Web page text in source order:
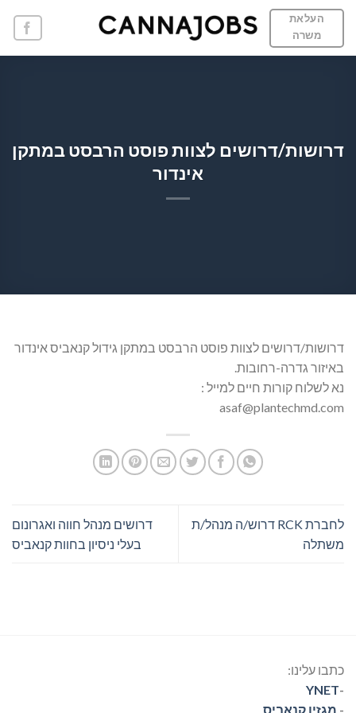
Skip
content
העלאת
משרה
דרושות/דרושים לצוות פוסט הרבסט במתקן
אינדור
דרושות/דרושים לצוות פוסט הרבסט במתקן גידול קנאביס אינדור
באיזור גדרה-רחובות.
נא לשלוח קורות חיים למייל :
asaf@plantechmd.com
לחברת RCK דרוש/ה מנהל/ת
משתלה
דרושים מנהל חווה ואגרונום
בעלי ניסיון בחוות קנאביס
כתבו עלינו:
-
YNET
- מגזין קנאביס